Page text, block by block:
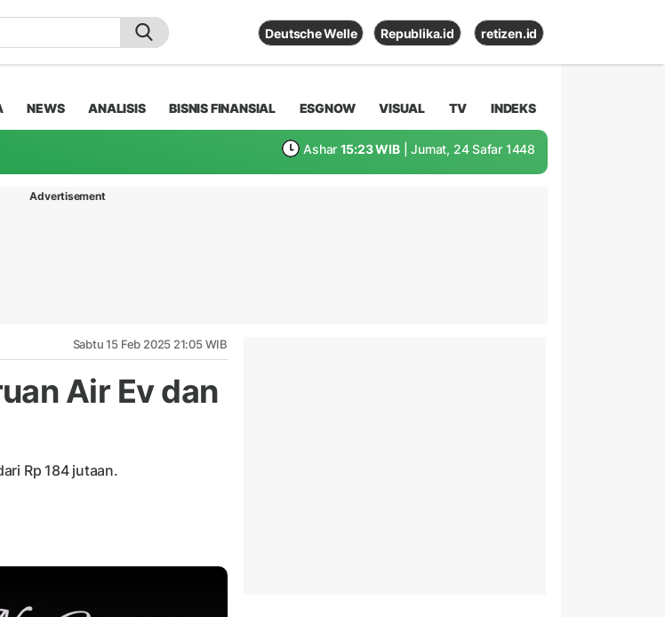
Deutsche Welle Republika.id retizen.id
NEWS ANALISIS BISNIS FINANSIAL ESGNOW VISUAL TV INDEKS
Ashar 15:23 WIB | Jumat, 24 Safar 1448
Advertisement
Sabtu 15 Feb 2025 21:05 WIB
Air Ev dan
Rp 184 jutaan.